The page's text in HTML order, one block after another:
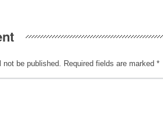
not be published. Required fields are marked *